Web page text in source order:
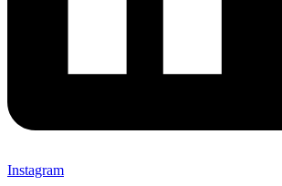
Instagram